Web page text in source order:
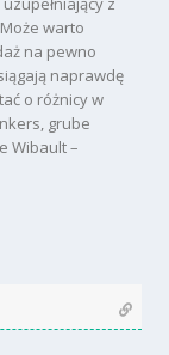
warto
na pewno
naprawdę
o różnicy w
grube
Wibault –